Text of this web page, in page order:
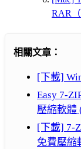
RAR
相關文章：
[下載]
Easy 7-
壓縮軟體
[下載] 7-
免費壓縮